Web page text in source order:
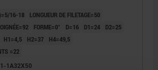
16-18
LONGUEUR DE FILETAGE=50
FORME=0° D=16 D1=24
D2=25
H1=4,5 H2=37
H4=49,5
=22
1A32X50